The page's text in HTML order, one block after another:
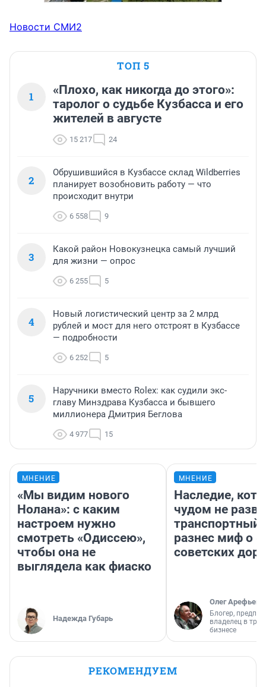
Новости СМИ2
ТОП 5
1
«Плохо, как никогда до этого»:
таролог о судьбе Кузбасса и его
жителей в августе
15 217 24
2
Обрушившийся в Кузбассе склад Wildberries
планирует возобновить работу — что
происходит внутри
6 558 9
3
Какой район Новокузнецка самый лучший
для жизни — опрос
6 255 5
4
Новый логистический центр за 2 млрд
рублей и мост для него отстроят в Кузбассе
— подробности
6 252 5
5
Наручники вместо Rolex: как судили экс-
главу Минздрава Кузбасса и бывшего
миллионера Дмитрия Беглова
4 977 15
МНЕНИЕ
«Мы видим нового
Нолана»: с каким
настроем нужно
смотреть «Одиссею»,
чтобы она не
выглядела как фиаско
Надежда Губарь
МНЕНИЕ
Наследие,
чудом не
транспортный
разнес миф о
советских
Олег Арефьев
Блогер,
владелец в
бизнесе
РЕКОМЕНДУЕМ